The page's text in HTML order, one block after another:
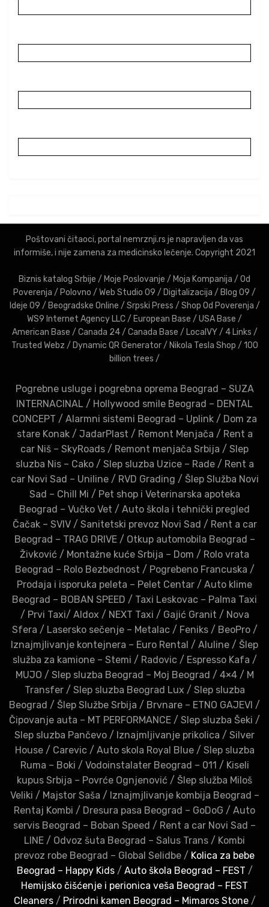
Poštovani čitaoci, portal nemrznji.rs je napravljen da vas
informiše, i nije zamena za medicinsko lečenje. Copyright 2021
Biznis katalog Srbije / Moje Poslovanje / Moja Kompanija / Od
Poverenja / Polovno / Web Studio 09 / Digitalizacija / Blog 09 /
Ideje 09 / Beogradske Online / Srpski Press / Shop Od Poverenja /
WS9 Internet Agency LLC/ European Base / USA Base /
American Base / Canada 24/ Canada Base / LocalVY/ 4 Links /
Trusted Webz / Dynamic QR Generator/ Nikola Tesla Shop / 100
billion trees /
Pogrebne usluge i pogrebna oprema Beograd – SUZA
INTERNACINAL / Hollywood smile Beograd – DENTAL
CONCEPT / Alarmni sistemi Beograd – Uplink / Dom za
stare Konak/ JadarPlast / Remont Menjača / Rent a
car Niš – SkyRoads / Remont menjača Srbija / Slep
sluzba Nis – Cako/ Slep sluzba Uzice – Rade/ Rent a
car Novi Sad – Uniline/ RVD Grading / Šlep Služba Novi
Sad – Chill Mi / Pet shop i Veterinarska apoteka
Beograd – Vučko Vet / Auto škola i tehnički pregled
Čačak – SVIV/ Sanitetski prevoz Novi Sad / Rent a car
Beograd – TRAG DRIVE/ Otkup automobila Beograd –
Živković / Montažne kuće Srbija – Dom / Rolo vrata
Beograd – Rolo Bezbednost / Pogrebeno Francuska /
Prodaja i isporuka peleta – Pelet Centar / Auto klime
Beograd – BOBAN SPEED / Taxi Leskovac – Palma Taxi
/ Prvi Taxi/ Aldox / NEXT Taxi / Gajić Granit / Nova
Sfera / Lasersko sečenje – Metalac/ Feniks/ BeoPro/
Iznajmjlivanje kontejnera – Euro Rental / Aluline / Šlep
služba za kamione – Stemi / Radovic/ Espresso Kafa /
MUJO / Slep sluzba Beograd – Moj Beograd / 4×4/ M
Transfer/ Slep sluzba Beograd Lux / Slep sluzba
Beograd / Šlep Službe Srbija / Brvnare – ETNO GAJEVI /
Čipovanje auta – MT PERFORMANCE / Slep sluzba Šeki /
Slep sluzba Pančevo / Iznajmljivanje prikolica / Silver
House/ Carevic/ Auto skola Royal Blue/ Slep sluzba
Ruma – Boki / Vodoinstalater Beograd – 011 / Kiseli
kupus Srbija – Povrće Ognjenović / Šlep služba Miloš
Veliki / Majstor Saša / Iznajmjlivanje kombija Beograd –
Rentaj Kombi / Dresura pasa Beograd – GoDoG / Auto
servis Beograd – Boban Speed / Rent a car Novi Sad –
LINE / Odvoz šuta Beograd – Salus Trans / Kombi
prevoz robe Beograd – Global Selidbe / Kolica za bebe
Beograd – Happy Kids/ Auto škola Beograd – FEST /
Hemijsko čišćenje i perionica veša Beograd – FEST
Cleaners/ Prirodni kamen Beograd – Mimaros Stone/